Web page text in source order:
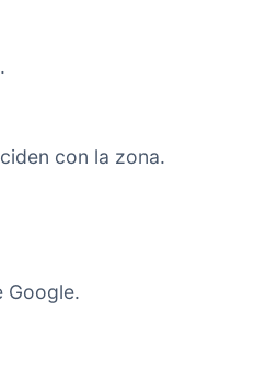
con la zona.
Google.